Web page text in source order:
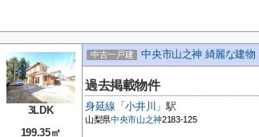
3LDK
199.35㎡
中古一戸建 中央市山之神 綺麗な建
過去掲載物件
身延線 「小井川 」駅
山梨県中央市山之神2183-125